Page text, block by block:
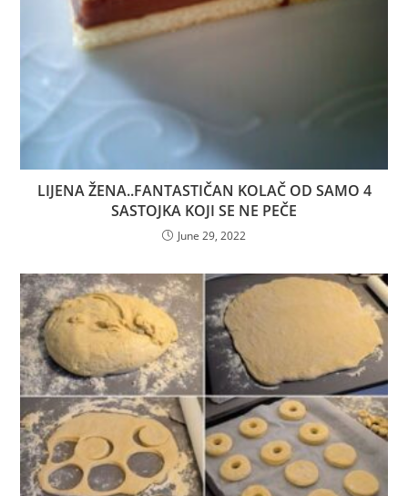
LIJENA ŽENA..FANTASTIČAN KOLAČ OD SAMO 4
SASTOJKA KOJI SE NE PEČE
June 29, 2022